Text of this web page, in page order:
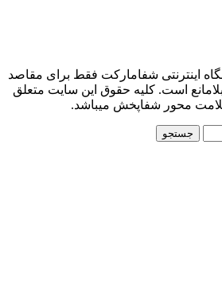
اینترنتی شفامارکت فقط برای مقاصد
است. کلیه حقوق این سایت متعلق
محور شفاپخش میباشد.
جستجو